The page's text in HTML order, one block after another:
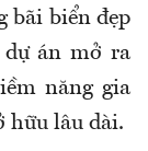
bãi biển đẹp
dự án mở ra
năng gia
hữu lâu dài.